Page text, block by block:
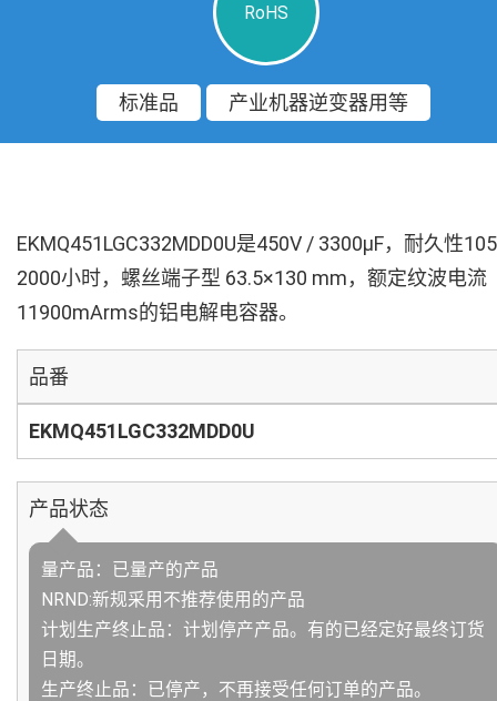
RoHS
标准品 产业机器逆变器用等
EKMQ451LGC332MDD0U是450V / 3300µF，耐久性
2000小时，螺丝端子型 63.5×130 mm，额定纹波电流
11900mArms的铝电解电容器。
品番
EKMQ451LGC332MDD0U
产品状态
量产品：已量产的产品
NRND:新规采用不推荐使用的产品
计划生产终止品：计划停产产品。有的已经定好最终订货
日期。
生产终止品：已停产，不再接受任何订单的产品。